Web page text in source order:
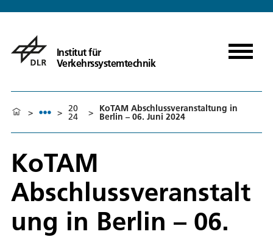
Institut für
Verkehrssystemtechnik
> > 20
24 > KoTAM Abschlussveranstaltung in
Berlin – 06. Juni 2024
KoTAM
Abschlussveranstalt
ung in Berlin – 06.